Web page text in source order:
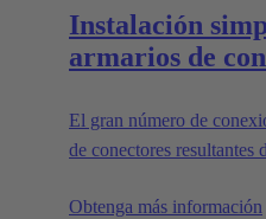
Instalación
armarios de
El gran número de
de conectores resultantes de cada máquina al
Obtenga más información